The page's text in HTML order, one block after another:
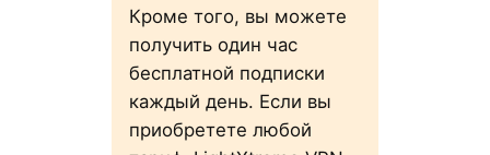
Кроме того, вы можете
получить один час
бесплатной подписки
каждый день. Если вы
приобретете любой